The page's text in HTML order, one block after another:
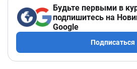
Будьте первыми в
подпишитесь на
Google
Подписаться